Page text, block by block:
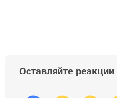
Оставляйте реакции